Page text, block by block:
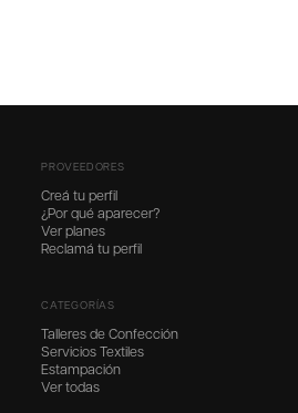
PROVEEDORES
Creá tu perfil
¿Por qué aparecer?
Ver planes
Reclamá tu perfil
CATEGORÍAS
Talleres de Confección
Servicios Textiles
Estampación
Ver todas